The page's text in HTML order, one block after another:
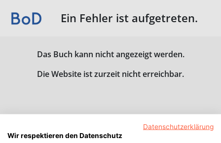
Ein Fehler ist aufgetreten.
Das Buch kann nicht angezeigt werden.
Die Website ist zurzeit nicht erreichbar.
Datenschutzerklärung
Wir respektieren den Datenschutz